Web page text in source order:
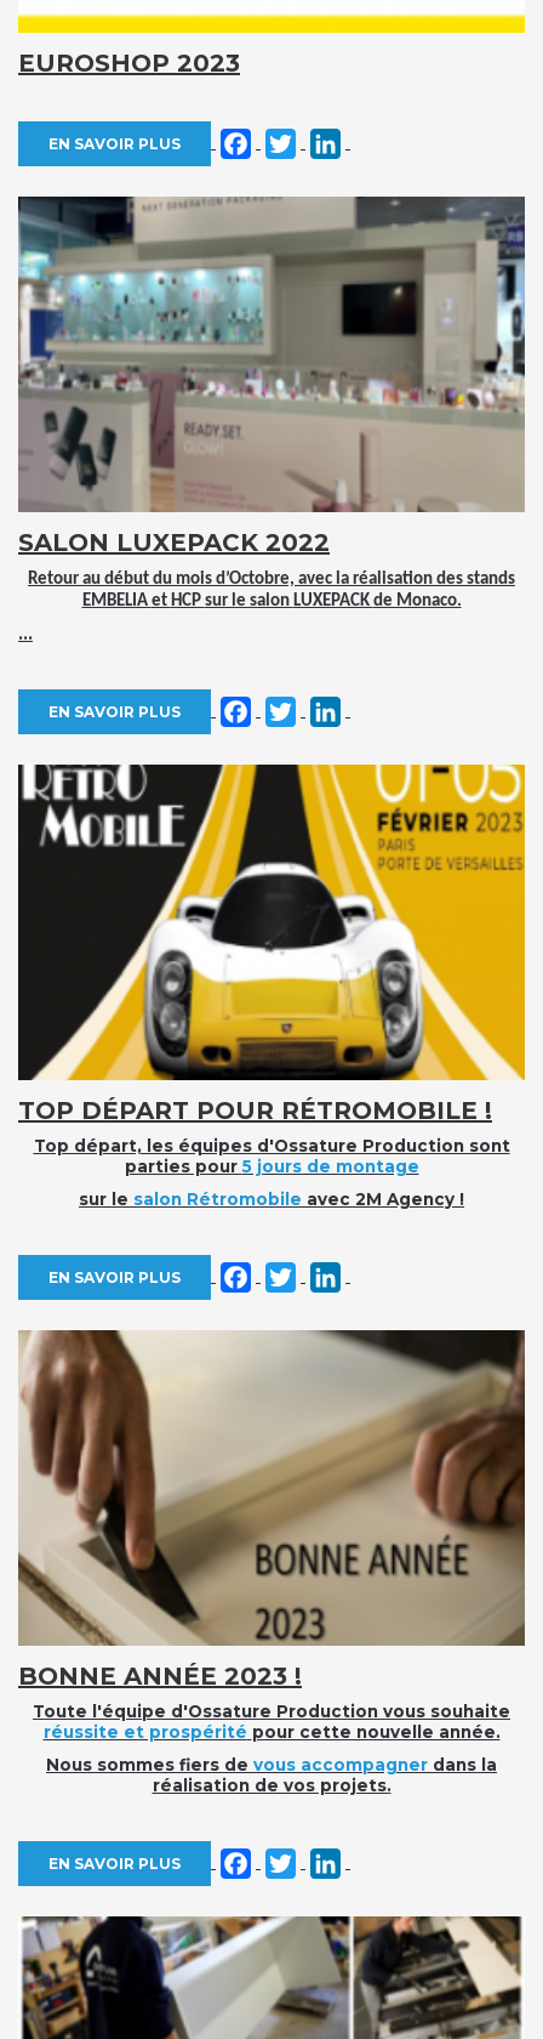
EUROSHOP 2023
EN SAVOIR PLUS Facebook
Twitter
SALON LUXEPACK 2022
Retour au début du mois d’Octobre, avec la réalisation des stands
EMBELIA et HCP sur le salon LUXEPACK de Monaco.
...
EN SAVOIR PLUS Facebook
Twitter
TOP DÉPART POUR RÉTROMOBILE !
Top départ, les équipes d'Ossature Production sont
parties pour5 jours de montage
sur le salon Rétromobile avec 2M Agency !
EN SAVOIR PLUS Facebook
Twitter
BONNE ANNÉE 2023 !
Toute l'équipe d'Ossature Production vous souhaite
réussite et prospérité pour cette nouvelle année.
Nous sommes fiers de vous accompagner dans la
réalisation de vos projets.
EN SAVOIR PLUS Facebook
Twitter